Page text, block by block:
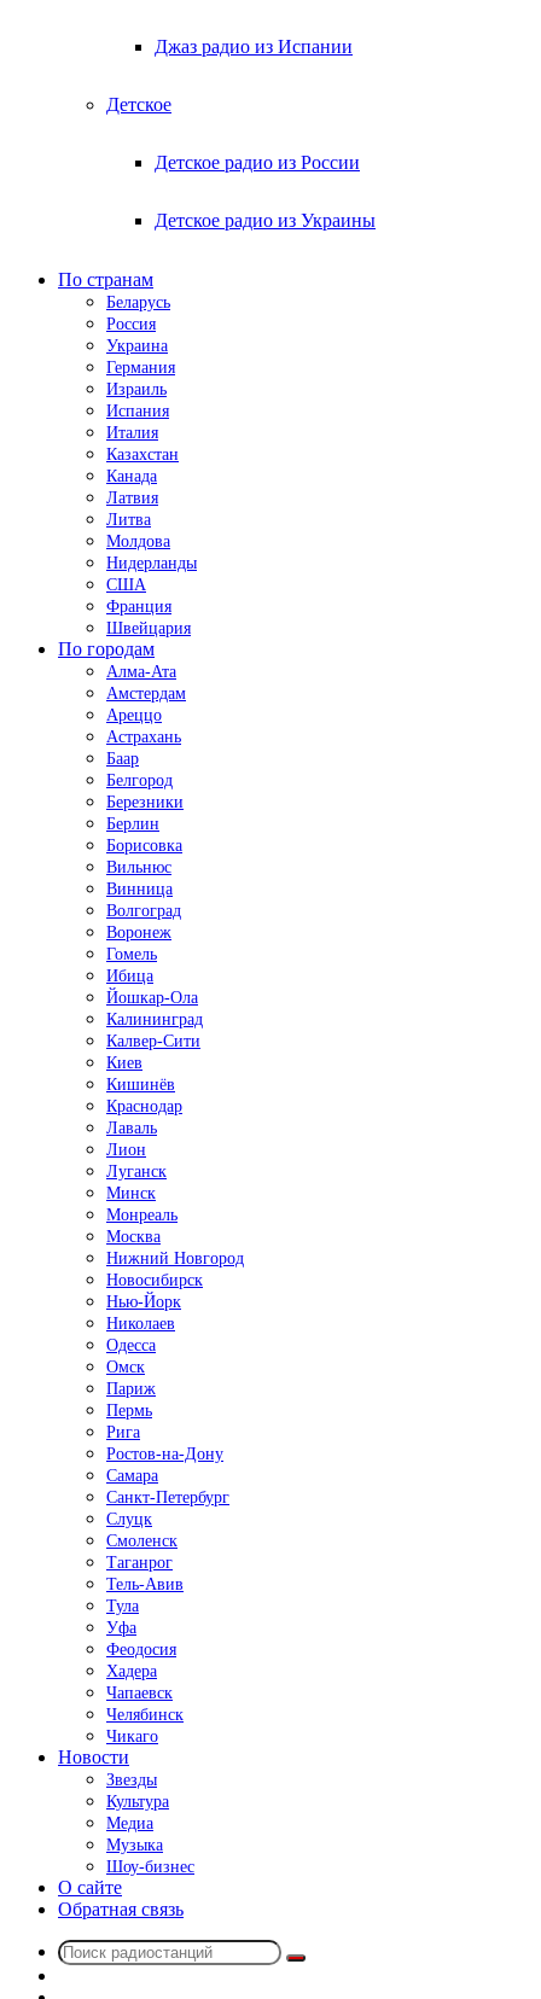
Джаз радио из Испании
Детское
Детское радио из России
Детское радио из Украины
По странам
Беларусь
Россия
Украина
Германия
Израиль
Испания
Италия
Казахстан
Канада
Латвия
Литва
Молдова
Нидерланды
США
Франция
Швейцария
По городам
Алма-Ата
Амстердам
Ареццо
Астрахань
Баар
Белгород
Березники
Берлин
Борисовка
Вильнюс
Винница
Волгоград
Воронеж
Гомель
Ибица
Йошкар-Ола
Калининград
Калвер-Сити
Киев
Кишинёв
Краснодар
Лаваль
Лион
Луганск
Минск
Монреаль
Москва
Нижний Новгород
Новосибирск
Нью-Йорк
Николаев
Одесса
Омск
Париж
Пермь
Рига
Ростов-на-Дону
Самара
Санкт-Петербург
Слуцк
Смоленск
Таганрог
Тель-Авив
Тула
Уфа
Феодосия
Хадера
Чапаевск
Челябинск
Чикаго
Новости
Звезды
Культура
Медиа
Музыка
Шоу-бизнес
О сайте
Обратная связь
Поиск